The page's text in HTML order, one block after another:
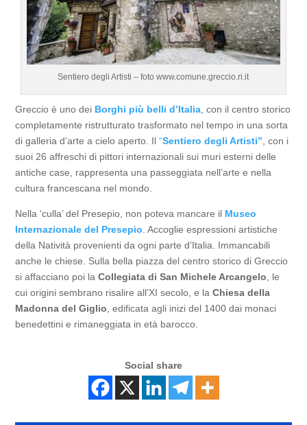
Sentiero degli Artisti – foto www.comune.greccio.ri.it
Greccio è uno dei Borghi più belli d’Italia, con il centro storico
completamente ristrutturato trasformato nel tempo in una sorta
di galleria d’arte a cielo aperto. Il“Sentiero degli Artisti”, con i
suoi 26 affreschi di pittori internazionali sui muri esterni delle
antiche case, rappresenta una passeggiata nell’arte e nella
cultura francescana nel mondo.
Nella ‘culla’ del Presepio, non poteva mancare il Museo
Internazionale del Presepio. Accoglie espressioni artistiche
della Natività provenienti da ogni parte d’Italia. Immancabili
anche le chiese. Sulla bella piazza del centro storico di Greccio
si affacciano poi laCollegiata di San Michele Arcangelo, le
cui origini sembrano risalire all’XI secolo, e laChiesa della
Madonna del Giglio, edificata agli inizi del 1400 dai monaci
benedettini e rimaneggiata in età barocco.
Social share